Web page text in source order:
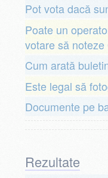
Pot vota dacă
Poate un
votare să
Cum arată
Este legal să
Documente pe
Rezultate